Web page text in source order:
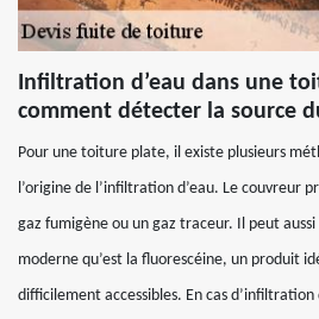
Infiltration d’eau dans une
comment détecter la source
Pour une toiture plate, il existe plusieurs
l’origine de l’infiltration d’eau. Le couvreur
gaz fumigène ou un gaz traceur. Il peut
moderne qu’est la fluorescéine, un produit
difficilement accessibles. En cas